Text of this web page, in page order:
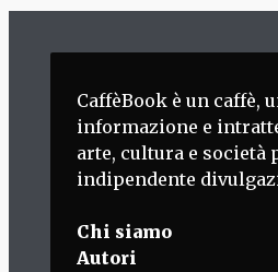
CaffèBook è un caffè,
informazione e
arte, cultura e società
indipendente
Chi siamo
Autori